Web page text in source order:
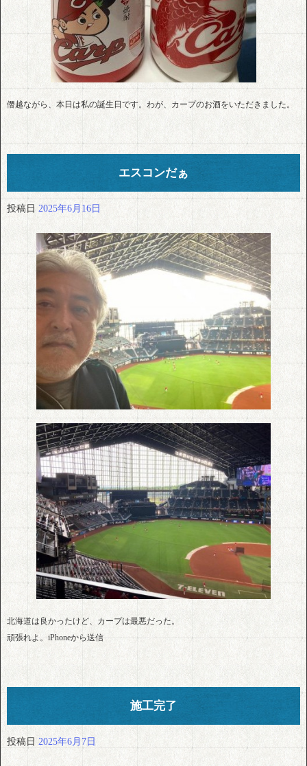
僭越ながら、本日は私の誕生日です。わが、カープのお酒をいただきました。
エスコンだぁ
投稿日 2025年6月16日
北海道は良かったけど、カープは最悪だった。
頑張れよ。iPhoneから送信
施工完了
投稿日 2025年6月7日